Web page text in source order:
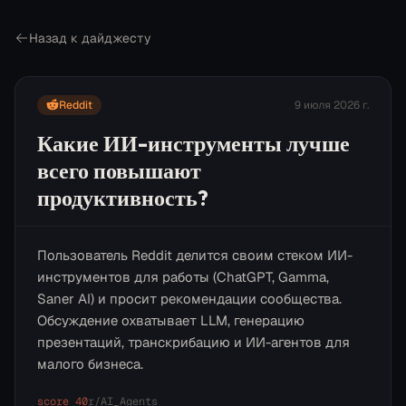
Назад к дайджесту
Reddit 9 июля 2026 г.
Какие ИИ-инструменты лучше
всего повышают
продуктивность?
Пользователь Reddit делится своим стеком ИИ-
инструментов для работы (ChatGPT, Gamma,
Saner AI) и просит рекомендации сообщества.
Обсуждение охватывает LLM, генерацию
презентаций, транскрибацию и ИИ-агентов для
малого бизнеса.
score 40r/AI_Agents